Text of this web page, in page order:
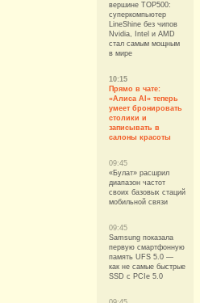
вершине TOP500:
суперкомпьютер
LineShine без чипов
Nvidia, Intel и AMD
стал самым мощным
в мире
10:15
Прямо в чате:
«Алиса AI» теперь
умеет бронировать
столики и
записывать в
салоны красоты
09:45
«Булат» расшрил
диапазон частот
своих базовых стаций
мобильной связи
09:45
Samsung показала
первую смартфонную
память UFS 5.0 —
как не самые быстрые
SSD с PCIe 5.0